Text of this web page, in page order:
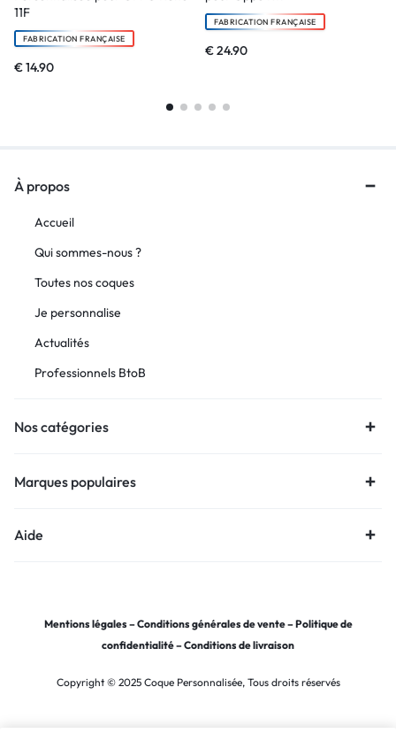
11F
FABRICATION FRANÇAISE
€14.90
FABRICATION FRANÇAISE
€24.90
À propos
Accueil
Qui sommes-nous ?
Toutes nos coques
Je personnalise
Actualités
Professionnels BtoB
Nos catégories
Marques populaires
Aide
Mentions légales –Conditions générales de vente–Politique de
confidentialité–Conditions de livraison
Copyright © 2025 Coque Personnalisée, Tous droits réservés